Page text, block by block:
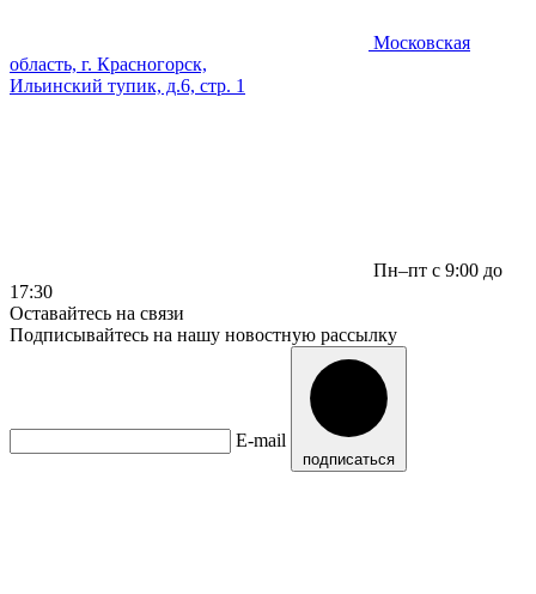
Московская
область, г. Красногорск,
Ильинский тупик, д.6, стр. 1
Пн–пт с 9:00 до
17:30
Оставайтесь на связи
Подписывайтесь на нашу новостную рассылку
E-mail
подписаться